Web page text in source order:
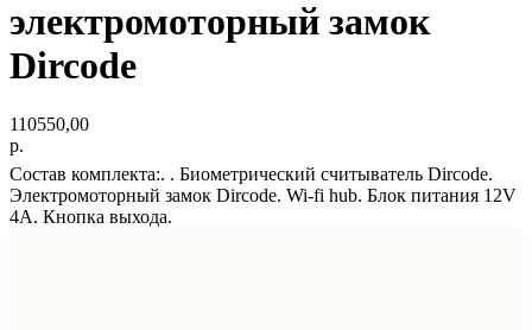
электромоторный замок
Dircode
110550,00
р.
Состав комплекта:. . Биометрический считыватель Dircode.
Электромоторный замок Dircode. Wi-fi hub. Блок питания 12V
4A. Кнопка выхода.